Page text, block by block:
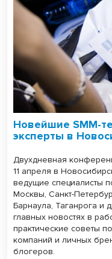
Новейшие SMM-
эксперты в
Двухдневная
11 апреля в
ведущие специалисты
Москвы, Санкт-
Барнаула, Таганрога и
главных новостях в
практические советы
компаний и личных
блогеров.